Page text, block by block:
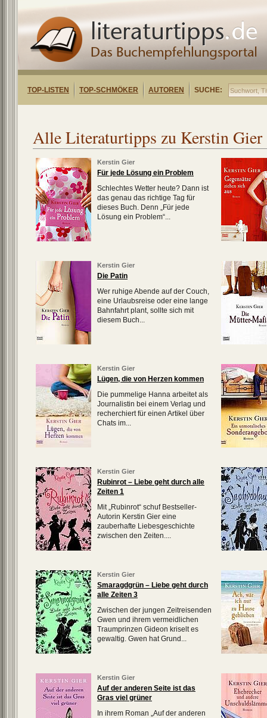
TOP-LISTEN TOP-SCHMÖKER AUTOREN SUCHE:
Alle Literaturtipps zu Kerstin Gier
Kerstin Gier
Für jede Lösung ein Problem
Schlechtes Wetter heute? Dann ist
das genau das richtige Tag für
dieses Buch. Denn „Für jede
Lösung ein Problem“...
Kerstin Gier
Die Patin
Wer ruhige Abende auf der Couch,
eine Urlaubsreise oder eine lange
Bahnfahrt plant, sollte sich mit
diesem Buch...
Kerstin Gier
Lügen, die von Herzen kommen
Die pummelige Hanna arbeitet als
Journalistin bei einem Verlag und
recherchiert für einen Artikel über
Chats im...
Kerstin Gier
Rubinrot – Liebe geht durch alle
Zeiten 1
Mit „Rubinrot“ schuf Bestseller-
Autorin Kerstin Gier eine
zauberhafte Liebesgeschichte
zwischen den Zeiten....
Kerstin Gier
Smaragdgrün – Liebe geht durch
alle Zeiten 3
Zwischen der jungen Zeitreisenden
Gwen und ihrem vermeidlichen
Traumprinzen Gideon kriselt es
gewaltig. Gwen hat Grund...
Kerstin Gier
Auf der anderen Seite ist das
Gras viel grüner
In ihrem Roman „Auf der anderen